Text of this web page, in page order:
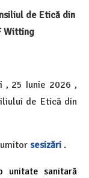
de Etică din
Witting
, 25 Iunie 2026 ,
de Etică din
sesizări .
unitate sanitară